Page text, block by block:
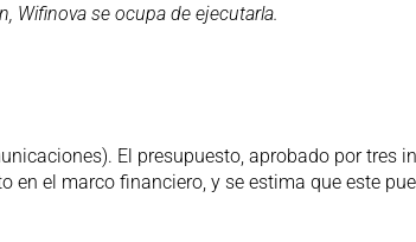
Wifinova se ocupa de ejecutarla.
El presupuesto, aprobado por tres
el marco financiero, y se estima que este